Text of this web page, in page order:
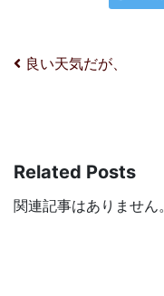
投稿ナビ
良い天気だが、
Related Posts
関連記事はありません。